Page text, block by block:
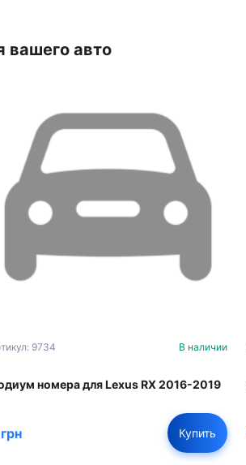
вашего авто
9734 В наличии
номера для Lexus RX 2016-2019
Купить